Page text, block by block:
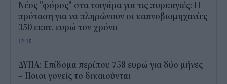
Νέος "φόρος" στα τσιγάρα για τις πυρκαγιές: Η
πρόταση για να πληρώνουν οι καπνοβιομηχανίες
350 εκατ. ευρώ τον χρόνο
12:15
ΔΥΠΑ: Επίδομα περίπου 758 ευρώ για δύο μήνες
– Ποιοι γονείς το δικαιούνται